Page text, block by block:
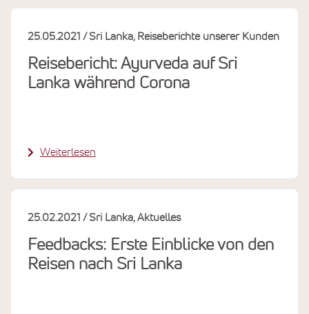
Reisebericht: Ayurveda auf Sri
Lanka während Corona
25.05.2021 Sri Lanka Reiseberichte unserer Kunden
Weiterlesen
Feedbacks: Erste Einblicke von den
Reisen nach Sri Lanka
25.02.2021 Sri Lanka Aktuelles